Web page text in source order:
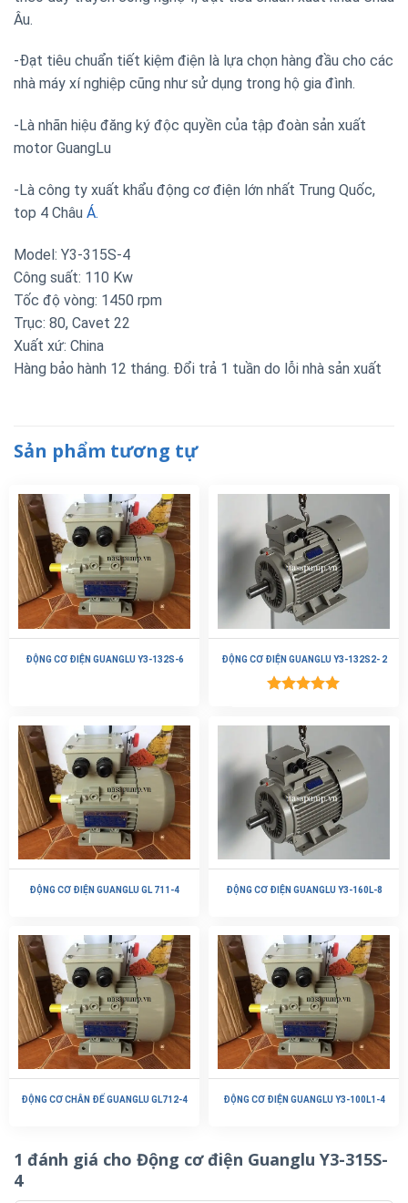
Âu.
-Đạt tiêu chuẩn tiết kiệm điện là lựa chọn hàng đầu cho các
nhà máy xí nghiệp cũng như sử dụng trong hộ gia đình.
-Là nhãn hiệu đăng ký độc quyền của tập đoàn sản xuất
motor GuangLu
-Là công ty xuất khẩu động cơ điện lớn nhất Trung Quốc,
top 4 Châu Á.
Model: Y3-315S-4
Công suất: 110 Kw
Tốc độ vòng: 1450 rpm
Trục: 80, Cavet 22
Xuất xứ: China
Hàng bảo hành 12 tháng. Đổi trả 1 tuần do lỗi nhà sản xuất
Sản phẩm tương tự
ĐỘNG CƠ ĐIỆN GUANGLU Y3-132S-6 ĐỘNG CƠ ĐIỆN GUANGLU Y3-132S2- 2
5 sao
ĐỘNG CƠ ĐIỆN GUANGLU GL 711-4 ĐỘNG CƠ ĐIỆN GUANGLU Y3-160L-8
ĐỘNG CƠ CHÂN ĐẾ GUANGLU GL712-4 ĐỘNG CƠ ĐIỆN GUANGLU Y3-100L1-4
1 đánh giá cho Động cơ điện Guanglu Y3-315S-
4